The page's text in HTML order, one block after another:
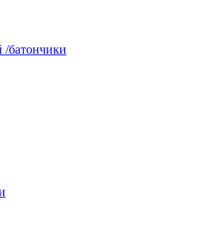
батончики